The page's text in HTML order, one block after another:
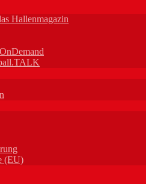
Hallenmagazin
(EU)